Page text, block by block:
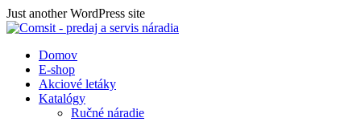
Skip
to
Just another WordPress site
Domov
E-shop
Akciové letáky
Katalógy
Ručné náradie